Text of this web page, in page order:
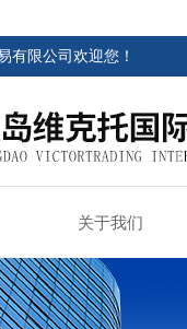
有限公司欢迎您！
关于我们